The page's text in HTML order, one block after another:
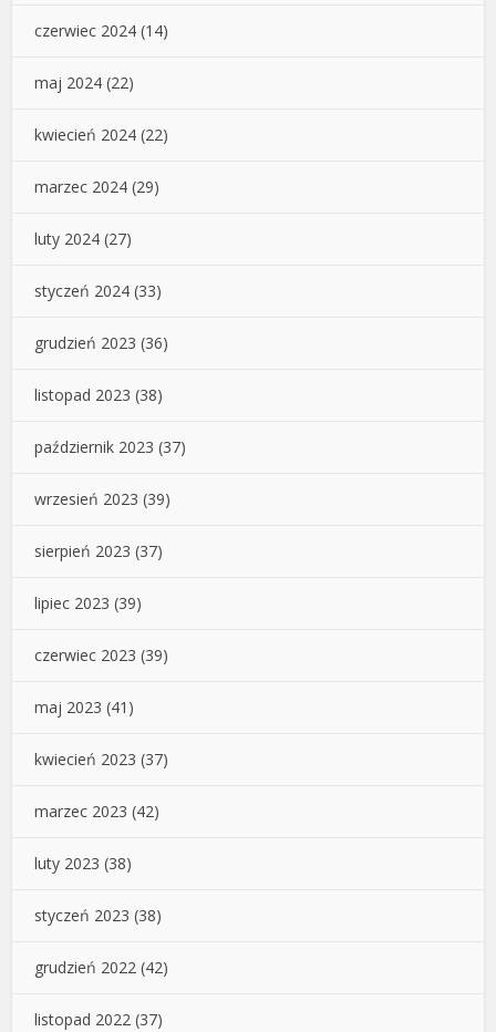
czerwiec 2024 (14)
maj 2024 (22)
kwiecień 2024 (22)
marzec 2024 (29)
luty 2024 (27)
styczeń 2024 (33)
grudzień 2023 (36)
listopad 2023 (38)
październik 2023 (37)
wrzesień 2023 (39)
sierpień 2023 (37)
lipiec 2023 (39)
czerwiec 2023 (39)
maj 2023 (41)
kwiecień 2023 (37)
marzec 2023 (42)
luty 2023 (38)
styczeń 2023 (38)
grudzień 2022 (42)
listopad 2022 (37)